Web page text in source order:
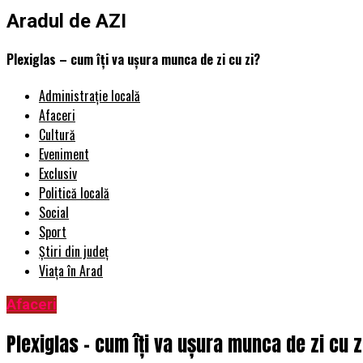
Aradul de AZI
Plexiglas – cum îți va ușura munca de zi cu zi?
Administrație locală
Afaceri
Cultură
Eveniment
Exclusiv
Politică locală
Social
Sport
Știri din județ
Viața în Arad
Afaceri
Plexiglas – cum îți va ușura munca de zi cu